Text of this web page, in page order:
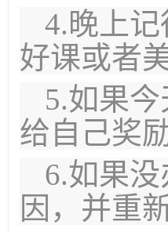
4.晚上
好课或者
5.如果
给自己奖
6.如果
因，并重